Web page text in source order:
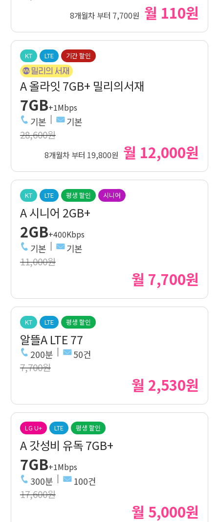
8개월차 부터 7,700원 월 110원
KT LTE 기간 할인
A 올라잇 7GB+ 밀리의서재
7GB+1Mbps
기본 기본
28,600원
8개월차 부터 19,800원 월 12,000원
KT LTE 평생 할인 시니어
A 시니어 2GB+
2GB+400Kbps
기본 기본
11,000원
월 7,700원
KT LTE 평생 할인
알뜰A LTE 77
200분 50건
7,700원
월 2,530원
LG U+ LTE 평생 할인
A 갓성비 유독 7GB+
7GB+1Mbps
300분 100건
17,600원
월 5,000원